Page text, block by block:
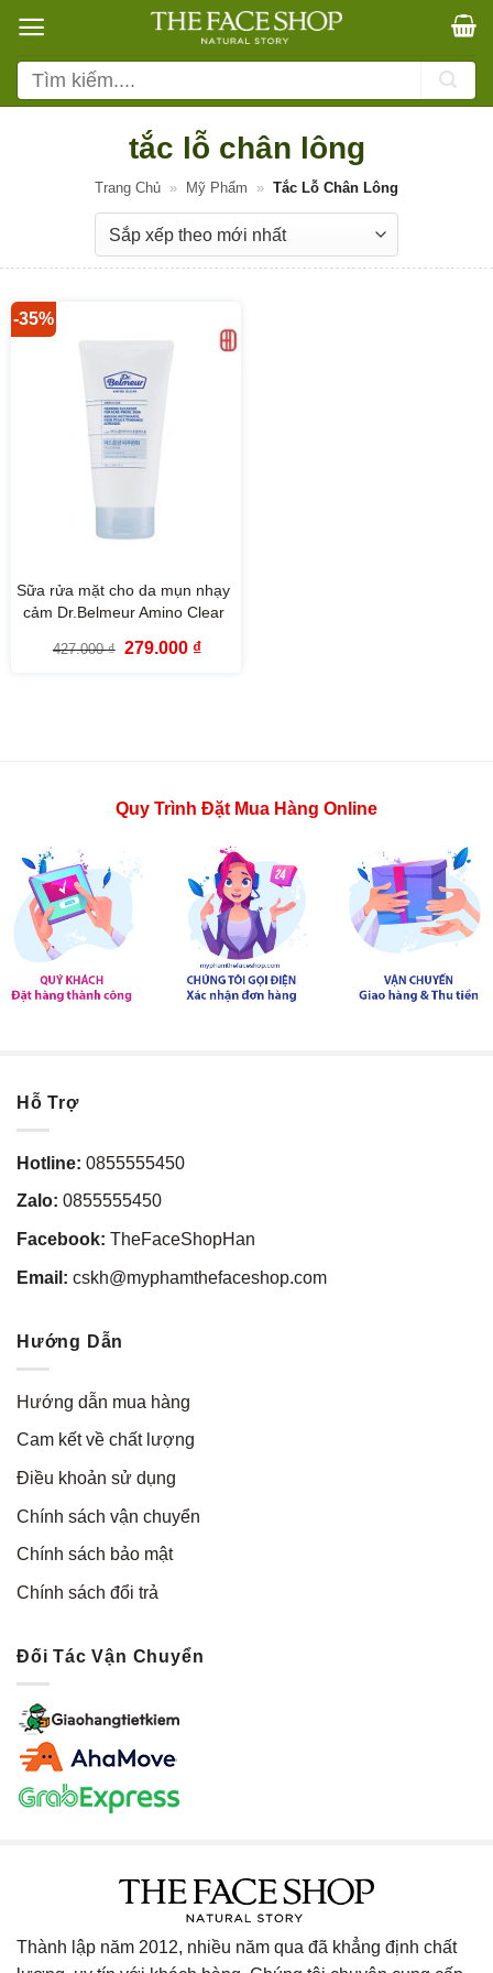
qua
nội
dung
Tìm
kiếm:
tắc lỗ chân lông
Trang Chủ » Mỹ Phẩm » Tắc Lỗ Chân Lông
-35%
Sữa rửa mặt cho da mụn nhạy
cảm Dr.Belmeur Amino Clear
Prone Skin (150ml)
427.000₫ Giá
279.000 ₫Giá
Quy Trình Đặt Mua Hàng Online
Hỗ Trợ
Hotline: 0855555450
Zalo: 0855555450
Facebook: TheFaceShopHan
Email: cskh@myphamthefaceshop.com
Hướng Dẫn
Hướng dẫn mua hàng
Cam kết về chất lượng
Điều khoản sử dụng
Chính sách vận chuyển
Chính sách bảo mật
Chính sách đổi trả
Đối Tác Vận Chuyển
Thành lập năm 2012, nhiều năm qua đã khẳng định chất